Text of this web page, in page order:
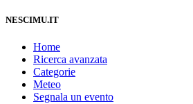
NESCIMU.IT
Home
Ricerca avanzata
Categorie
Meteo
Segnala un evento